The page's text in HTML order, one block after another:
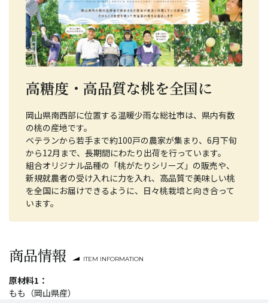
高糖度・高品質な桃を全国に
岡山県南西部に位置する温暖少雨な総社市は、県内有数
の桃の産地です。
ベテランから若手まで約100戸の農家が集まり、6月下旬
から12月まで、長期間にわたり出荷を行っています。
組合オリジナル品種の「桃がたりシリーズ」の販売や、
新規就農者の受け入れに力を入れ、高品質で美味しい桃
を全国にお届けできるように、日々桃栽培と向き合って
います。
商品情報 ITEM INFORMATION
原材料1：
もも（岡山県産）